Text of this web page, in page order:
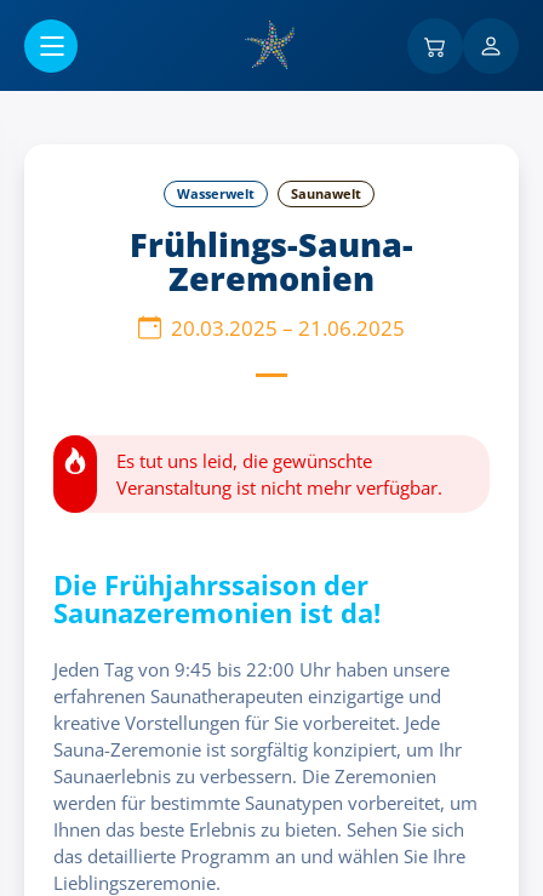
Wasserwelt Saunawelt
Frühlings-Sauna-
Zeremonien
20.03.2025 – 21.06.2025
Es tut uns leid, die gewünschte
Veranstaltung ist nicht mehr verfügbar.
Die Frühjahrssaison der
Saunazeremonien ist da!
Jeden Tag von 9:45 bis 22:00 Uhr haben unsere
erfahrenen Saunatherapeuten einzigartige und
kreative Vorstellungen für Sie vorbereitet. Jede
Sauna-Zeremonie ist sorgfältig konzipiert, um Ihr
Saunaerlebnis zu verbessern. Die Zeremonien
werden für bestimmte Saunatypen vorbereitet, um
Ihnen das beste Erlebnis zu bieten. Sehen Sie sich
das detaillierte Programm an und wählen Sie Ihre
Lieblingszeremonie.